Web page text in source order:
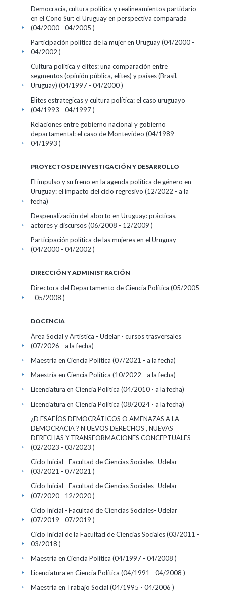
Democracia, cultura política y realineamientos partidario
en el Cono Sur: el Uruguay en perspectiva comparada
(04/2000 - 04/2005 )
+
Participación política de la mujer en Uruguay (04/2000 -
04/2002 )
+
Cultura política y elites: una comparación entre
segmentos (opinión pública, elites) y países (Brasil,
Uruguay) (04/1997 - 04/2000 )
+
Elites estrategicas y cultura política: el caso uruguayo
(04/1993 - 04/1997 )
+
Relaciones entre gobierno nacional y gobierno
departamental: el caso de Montevideo (04/1989 -
04/1993 )
+
PROYECTOS DE INVESTIGACIÓN Y DESARROLLO
El impulso y su freno en la agenda política de género en
Uruguay: el impacto del ciclo regresivo (12/2022 - a la
fecha)
+
Despenalización del aborto en Uruguay: prácticas,
actores y discursos (06/2008 - 12/2009 )
+
Participación política de las mujeres en el Uruguay
(04/2000 - 04/2002 )
+
DIRECCIÓN Y ADMINISTRACIÓN
Directora del Departamento de Ciencia Política (05/2005
- 05/2008 )
+
DOCENCIA
Área Social y Artística - Udelar - cursos trasversales
(07/2026 - a la fecha)
+
Maestría en Ciencia Política (07/2021 - a la fecha)
+
Maestría en Ciencia Política (10/2022 - a la fecha)
+
Licenciatura en Ciencia Política (04/2010 - a la fecha)
+
Licenciatura en Ciencia Política (08/2024 - a la fecha)
+
¿D ESAFÍOS DEMOCRÁTICOS O AMENAZAS A LA
DEMOCRACIA ? N UEVOS DERECHOS , NUEVAS
DERECHAS Y TRANSFORMACIONES CONCEPTUALES
(02/2023 - 03/2023 )
+
Ciclo Inicial - Facultad de Ciencias Sociales- Udelar
(03/2021 - 07/2021 )
+
Ciclo Inicial - Facultad de Ciencias Sociales- Udelar
(07/2020 - 12/2020 )
+
Ciclo Inicial - Facultad de Ciencias Sociales- Udelar
(07/2019 - 07/2019 )
+
Ciclo Inicial de la Facultad de Ciencias Sociales (03/2011 -
03/2018 )
+
Maestría en Ciencia Política (04/1997 - 04/2008 )
+
Licenciatura en Ciencia Política (04/1991 - 04/2008 )
+
Maestría en Trabajo Social (04/1995 - 04/2006 )
+